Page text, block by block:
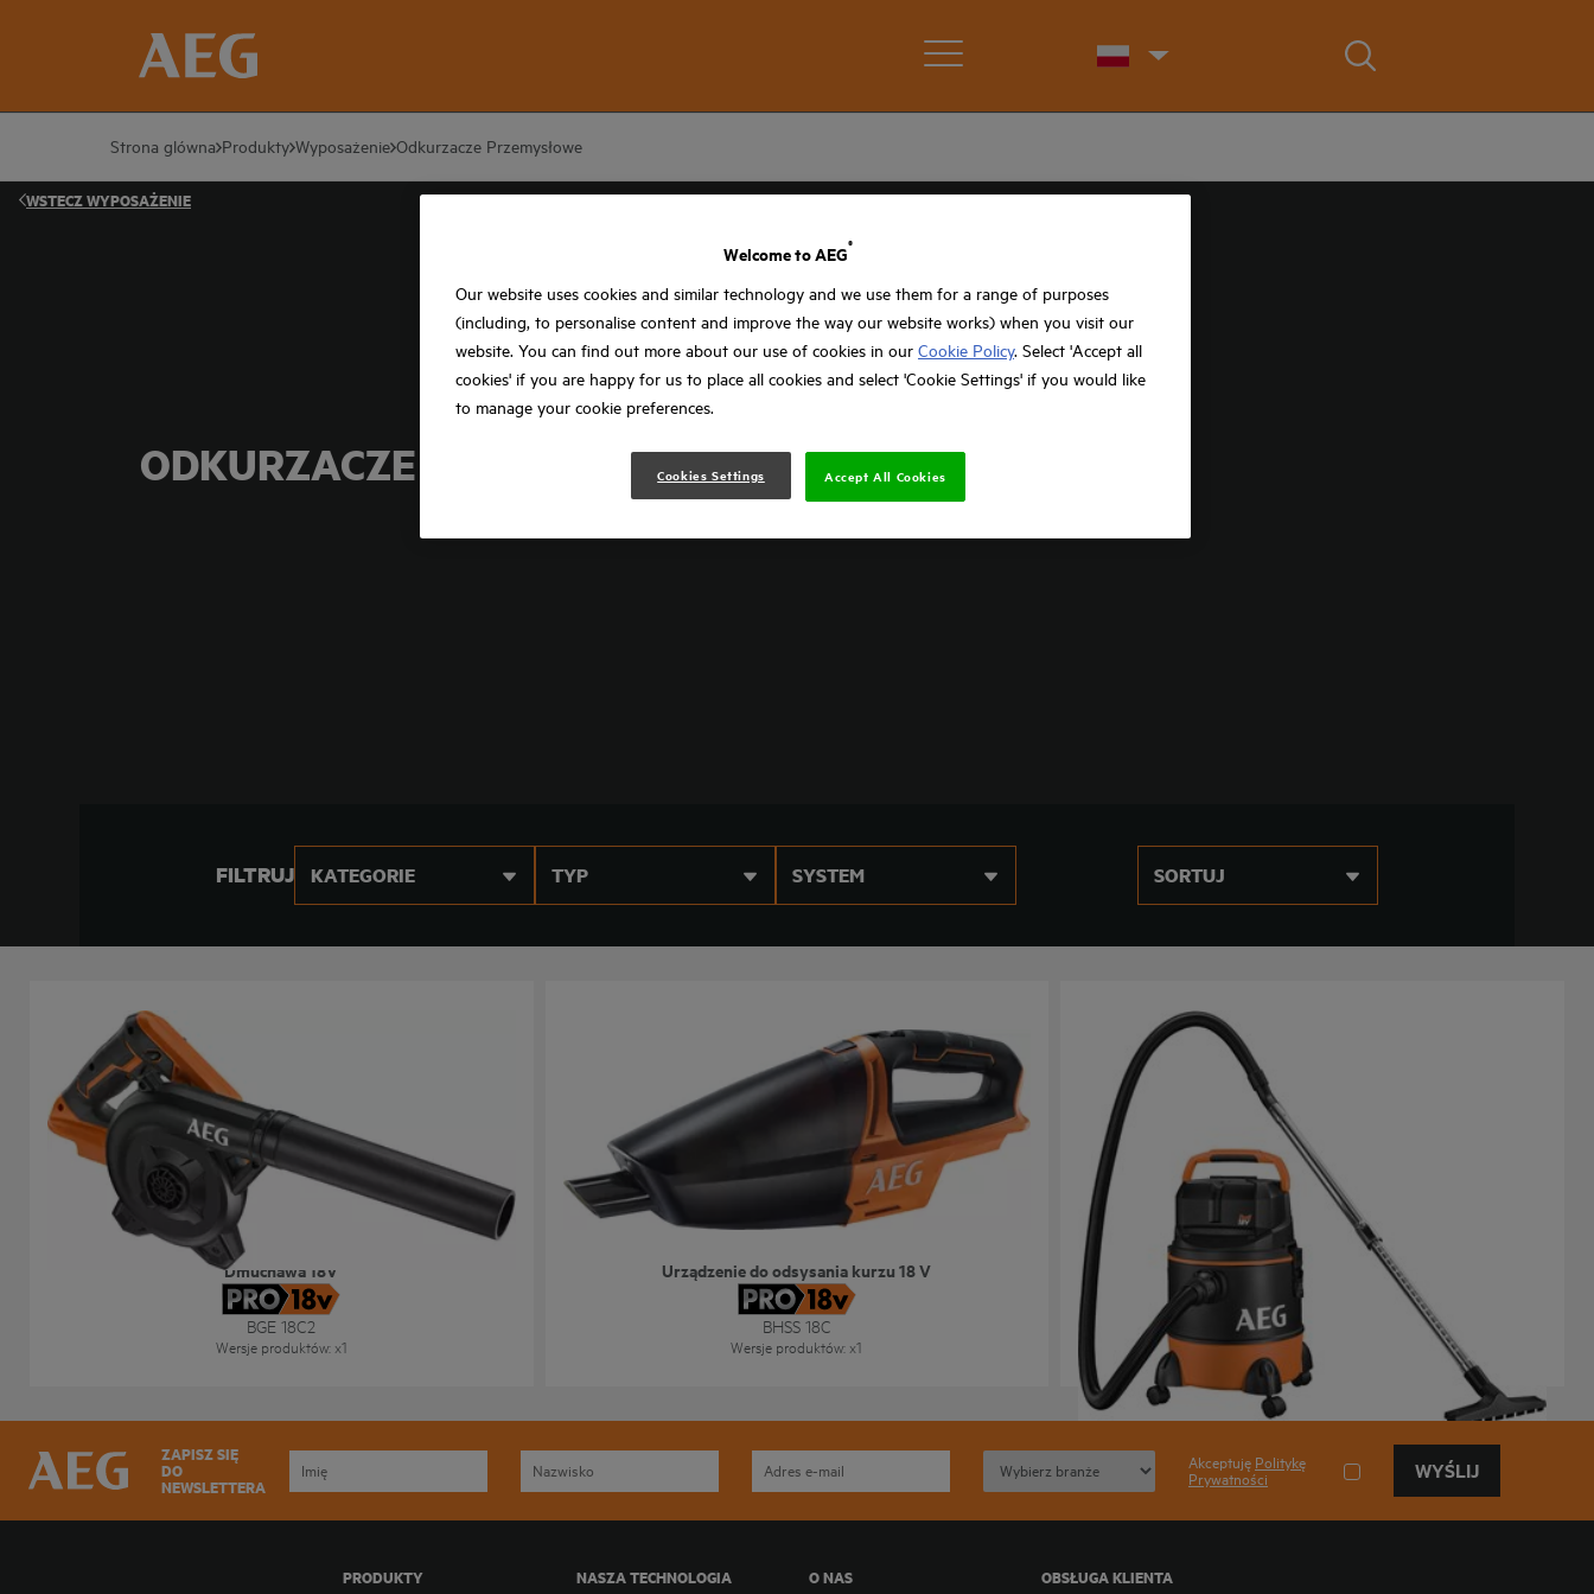
Strona glówna Produkty Wyposażenie Odkurzacze Przemysłowe
WSTECZWYPOSAŻENIE
ODKURZACZE PRZEMYSŁOWE
FILTRUJ KATEGORIE TYP SYSTEM SORTUJ
Dmuchawa 18V
BGE 18C2
Wersje produktów: x1
Urządzenie do odsysania kurzu 18 V
BHSS 18C
Wersje produktów: x1
Odkurzacz 18 V do pracy na mokro i sucho
BWD 18
Wersje produktów
ZAPISZ SIĘ
DO
NEWSLETTERA
Akceptuję Politykę
Prywatności
WYŚLIJ
PRODUKTY NASZA TECHNOLOGIA O NAS OBSŁUGA KLIENTA
Welcome to AEG
®
Our website uses cookies and similar technology and we use them for a range of purposes
(including, to personalise content and improve the way our website works) when you visit our
website. You can find out more about our use of cookies in our Cookie Policy. Select 'Accept all
cookies' if you are happy for us to place all cookies and select 'Cookie Settings' if you would like
to manage your cookie preferences.
Cookies Settings Accept All Cookies